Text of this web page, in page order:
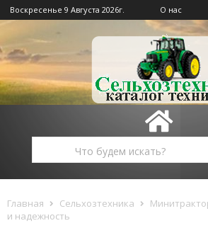
Воскресенье 9 Августа 2026г. О нас
Главная Сельхозтехника
и надежность